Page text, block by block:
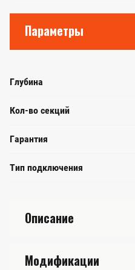
Параметры
Глубина
Кол-во секций
Гарантия
Тип подключения
Описание
Модификации